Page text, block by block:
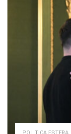
POLITICA ESTERA